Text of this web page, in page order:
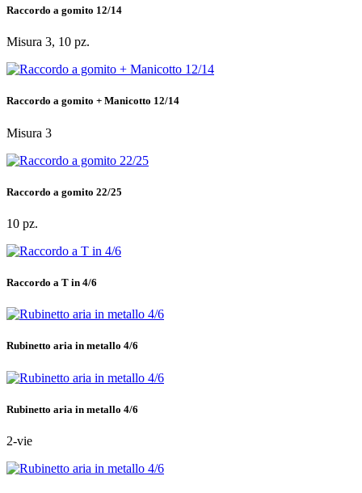
Raccordo a gomito 12/14
Misura 3, 10 pz.
Raccordo a gomito + Manicotto 12/14
Misura 3
Raccordo a gomito 22/25
10 pz.
Raccordo a T in 4/6
Rubinetto aria in metallo 4/6
Rubinetto aria in metallo 4/6
2-vie